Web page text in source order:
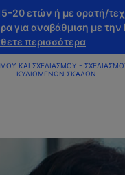
ετών ή με ορατή/
για αναβάθμιση με την
περισσότερα
ΚΑΙ ΣΧΕΔΙΑΣΜΟΎ -
ΚΥΛΙΌΜΕΝΩΝ ΣΚΑΛΏΝ